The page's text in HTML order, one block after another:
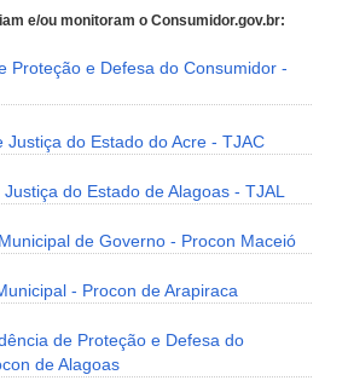
e/ou monitoram o Consumidor.gov.br:
Proteção e Defesa do Consumidor -
Justiça do Estado do Acre - TJAC
do Estado de Alagoas - TJAL
de Governo - Procon Maceió
- Procon de Arapiraca
de Proteção e Defesa do
de Alagoas